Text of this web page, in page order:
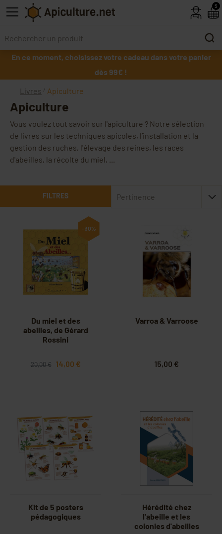
Skip to main content
En ce moment, choisissez votre cadeau dans votre panier
dès 99€ !
Livres Apiculture
Apiculture
Vous voulez tout savoir sur l'apiculture ? Notre sélection
de livres sur les techniques apicoles, l’installation et la
gestion des ruches, l'élevage des reines, les races
d'abeilles, la récolte du miel, ...
FILTRES Pertinence
-30%
Du miel et des
abeilles, de Gérard
Rossini
20,00 € 14,00 €
Varroa & Varroose
15,00 €
Kit de 5 posters
pédagogiques
Hérédité chez
l'abeille et les
colonies d'abeilles
5